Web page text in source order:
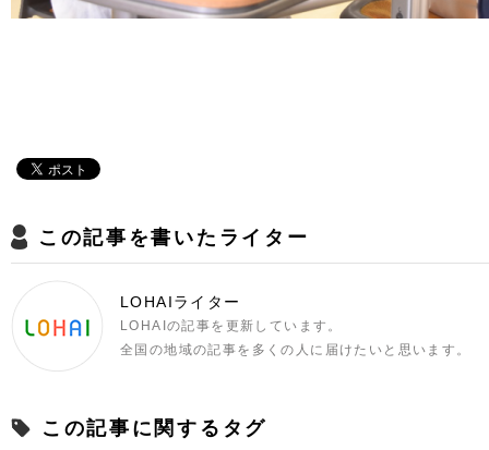
この記事を書いたライター
LOHAIライター
LOHAIの記事を更新しています。
全国の地域の記事を多くの人に届けたいと思います。
この記事に関するタグ